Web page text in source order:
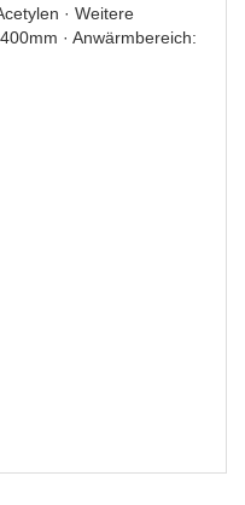
· Weitere
· Anwärmbereich: